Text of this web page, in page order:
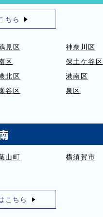
ちら
見区
神奈川区
区
保土ケ谷区
北区
港南区
谷区
泉区
山町 横須賀市
こちら